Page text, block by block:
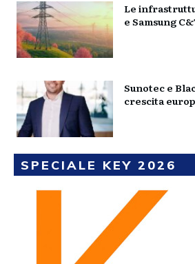
Le
e Samsung
Sunotec e
crescita
SPECIALE KEY 2026